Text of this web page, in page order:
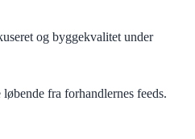
og byggekvalitet under
fra forhandlernes feeds.